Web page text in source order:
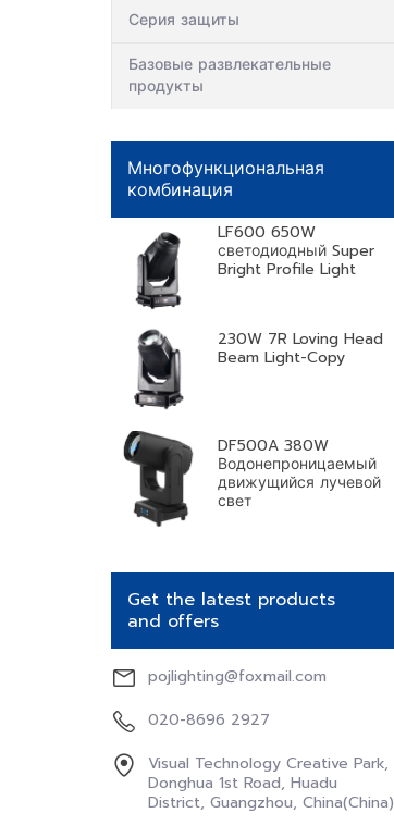
Серия защиты
Базовые развлекательные
продукты
Многофункциональная
комбинация
LF600 650W
светодиодный Super
Bright Profile Light
230W 7R Loving Head
Beam Light-Copy
DF500A 380W
Водонепроницаемый
движущийся лучевой
свет
Get the latest products
and offers
pojlighting@foxmail.com
020-8696 2927
Visual Technology Creative Park,
Donghua 1st Road, Huadu
District, Guangzhou, China(China)